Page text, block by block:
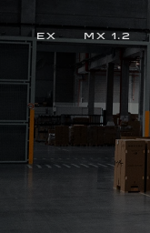
EX MX 1.2